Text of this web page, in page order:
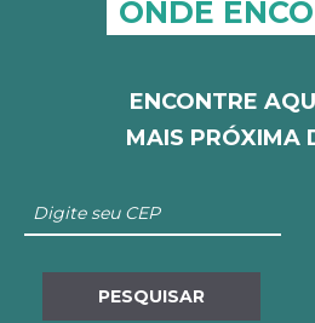
ONDE
ENCONTRE
MAIS PRÓXIMA
PESQUISAR